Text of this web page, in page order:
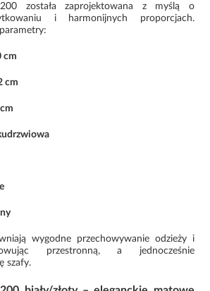
została zaprojektowana z myślą o
i harmonijnych proporcjach.
cm
cm
wygodne przechowywanie odzieży i
przestronną, a jednocześnie
szafy.